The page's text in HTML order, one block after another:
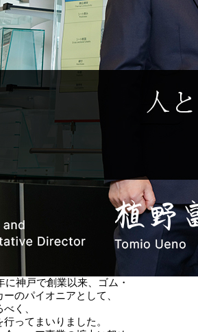
神戸で創業以来、ゴム・
のパイオニアとして、
く、
ってまいりました。